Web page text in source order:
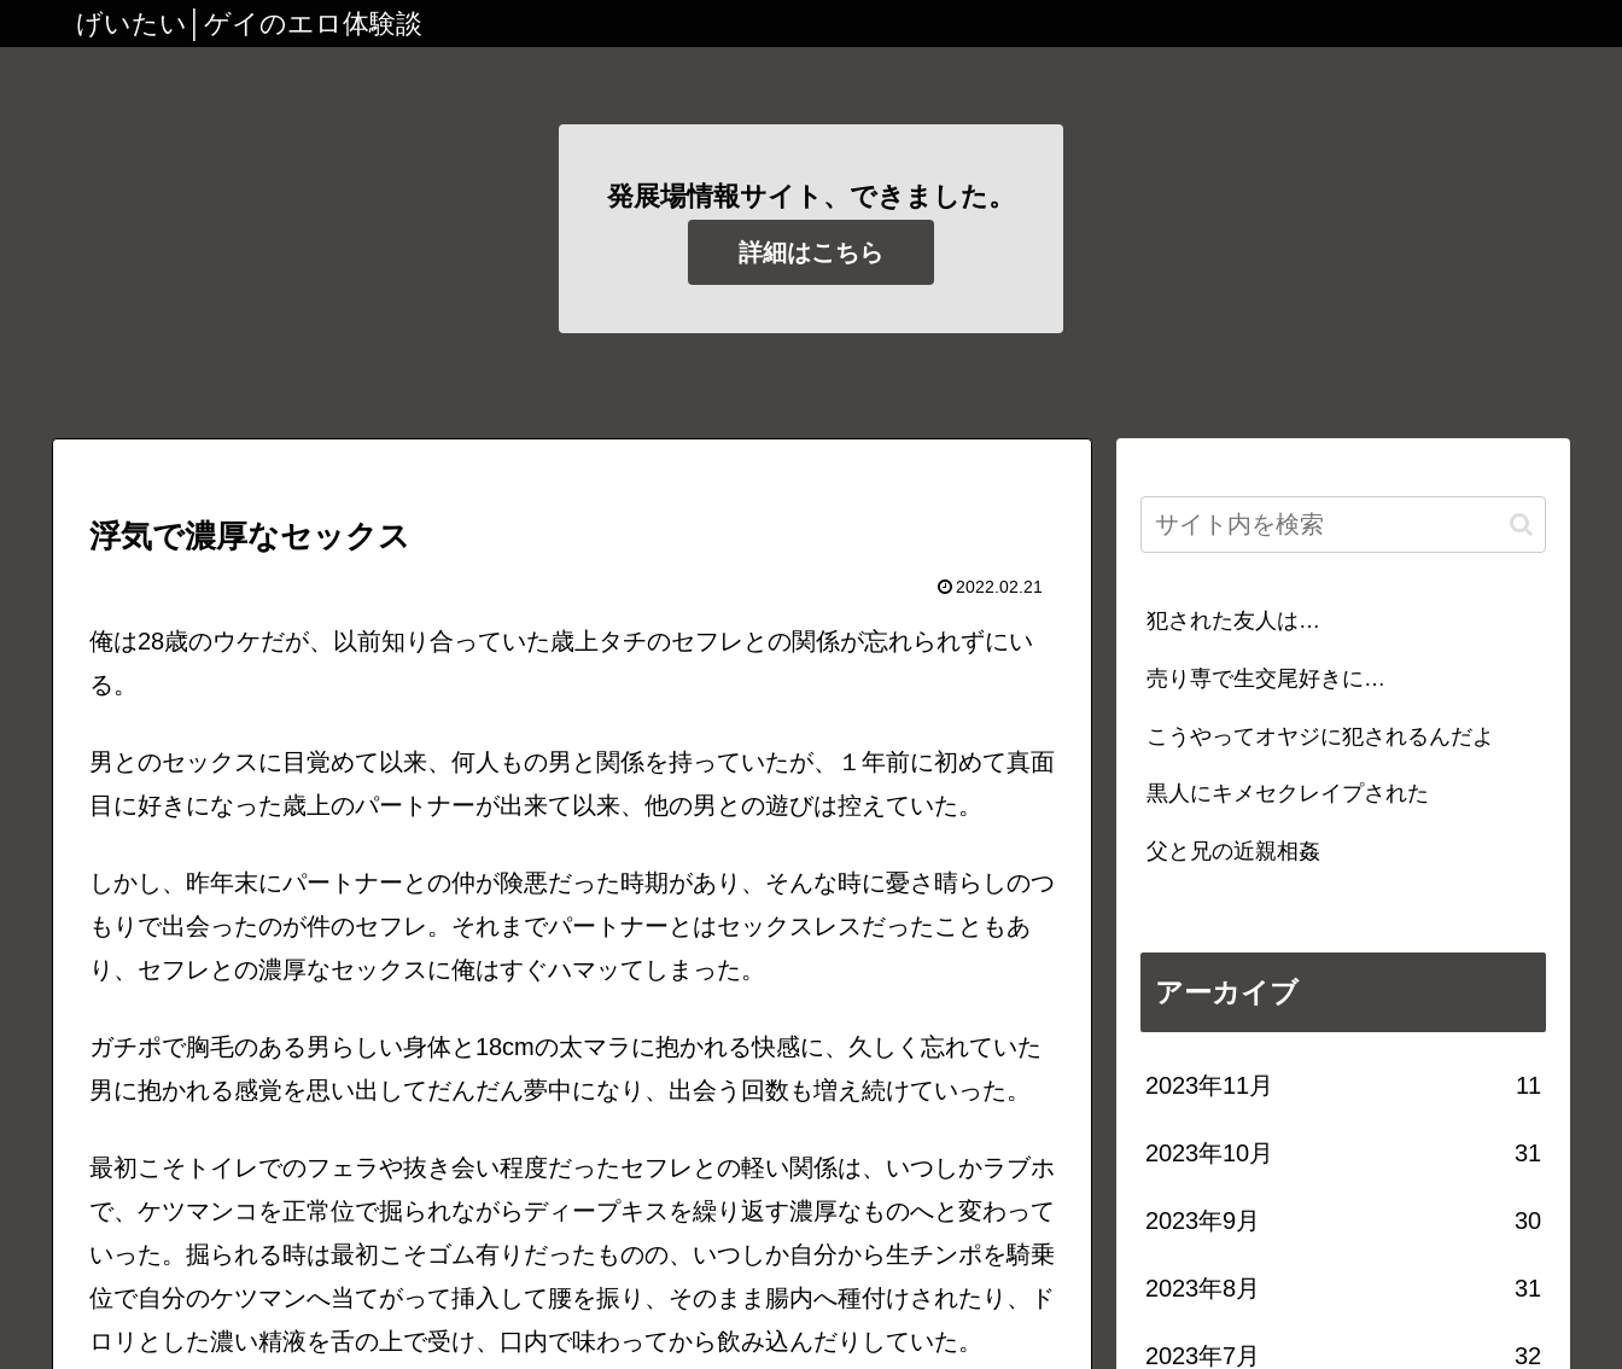
げいたい│ゲイのエロ体験談
発展場情報サイト、できました。
詳細はこちら
浮気で濃厚なセックス
2022.02.21
俺は28歳のウケだが、以前知り合っていた歳上タチのセフレとの関係が忘れられずにい
る。
男とのセックスに目覚めて以来、何人もの男と関係を持っていたが、１年前に初めて真面
目に好きになった歳上のパートナーが出来て以来、他の男との遊びは控えていた。
しかし、昨年末にパートナーとの仲が険悪だった時期があり、そんな時に憂さ晴らしのつ
もりで出会ったのが件のセフレ。それまでパートナーとはセックスレスだったこともあ
り、セフレとの濃厚なセックスに俺はすぐハマッてしまった。
ガチポで胸毛のある男らしい身体と18cmの太マラに抱かれる快感に、久しく忘れていた
男に抱かれる感覚を思い出してだんだん夢中になり、出会う回数も増え続けていった。
最初こそトイレでのフェラや抜き会い程度だったセフレとの軽い関係は、いつしかラブホ
で、ケツマンコを正常位で掘られながらディープキスを繰り返す濃厚なものへと変わって
いった。掘られる時は最初こそゴム有りだったものの、いつしか自分から生チンポを騎乗
位で自分のケツマンへ当てがって挿入して腰を振り、そのまま腸内へ種付けされたり、ド
ロリとした濃い精液を舌の上で受け、口内で味わってから飲み込んだりしていた。
犯された友人は…
売り専で生交尾好きに…
こうやってオヤジに犯されるんだよ
黒人にキメセクレイプされた
父と兄の近親相姦
アーカイブ
2023年11月 11
2023年10月 31
2023年9月 30
2023年8月 31
2023年7月 32